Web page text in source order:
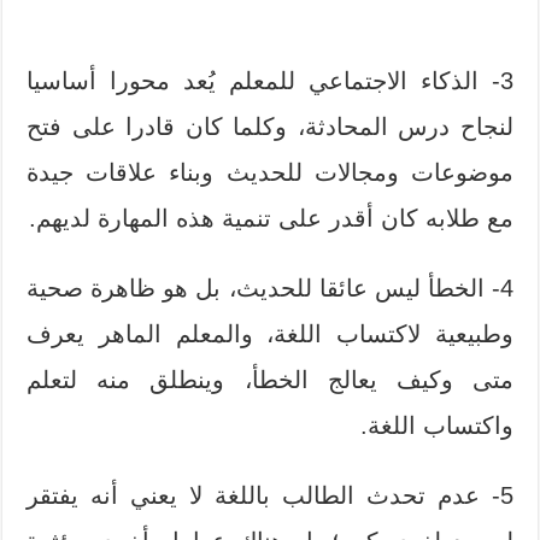
3- الذكاء الاجتماعي للمعلم يُعد محورا أساسيا
لنجاح درس المحادثة، وكلما كان قادرا على فتح
موضوعات ومجالات للحديث وبناء علاقات جيدة
مع طلابه كان أقدر على تنمية هذه المهارة لديهم.
4- الخطأ ليس عائقا للحديث، بل هو ظاهرة صحية
وطبيعية لاكتساب اللغة، والمعلم الماهر يعرف
متى وكيف يعالج الخطأ، وينطلق منه لتعلم
واكتساب اللغة.
5- عدم تحدث الطالب باللغة لا يعني أنه يفتقر